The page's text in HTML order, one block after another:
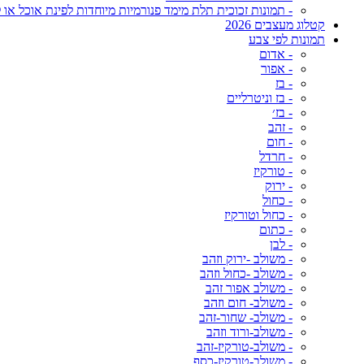
- תמונות זכוכית תלת מימד פנורמיות מיוחדות לפינת אוכל או
קטלוג מעצבים 2026
תמונות לפי צבע
- אדום
- אפור
- בז
- בז וניטרליים
- בז׳
- זהב
- חום
- חרדל
- טורקיז
- ירוק
- כחול
- כחול וטורקיז
- כתום
- לבן
- משולב -ירוק וזהב
- משולב -כחול וזהב
- משולב אפור זהב
- משולב- חום וזהב
- משולב- שחור-זהב
- משולב-ורוד וזהב
- משולב-טורקיז-זהב
- משולב-טורקיז-כסף